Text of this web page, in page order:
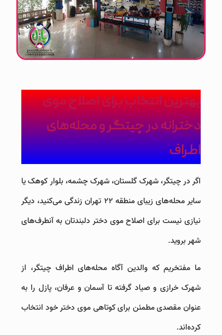
بهترین انتخاب برای اصلاح موی
دخترانه در چیتگر و محله‌های
اطراف
اگر در چیتگر، شهرک گلستان، شهرک چشمه، بلوار کوهک یا
سایر محله‌های زیبای منطقه ۲۲ تهران زندگی می‌کنید، دیگر
نیازی نیست برای اصلاح موی دختر دلبندتان به آنطرف‌های
شهر بروید.
ما مفتخریم که والدین آگاه محله‌های اطراف چیتگر، از
شهرک خرازی و صیاد گرفته تا آسمان و عرفان، پازل را به
عنوان مقصدی مطمئن برای کوتاهی موی دختر خود انتخاب
کرده‌اند.